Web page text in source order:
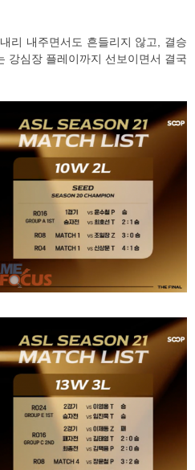
리 내주면서도 흔들리지 않고, 결승
강심장 플레이까지 선보이면서 결국